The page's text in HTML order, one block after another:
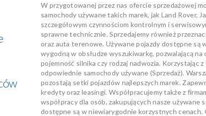
W przygotowanej przez nas ofercie sprzedażowej
samochody używane takich marek, jak Land Rover,
szczegółowym czynnościom kontrolnym i
sprawne technicznie. Sprzedajemy również
oraz auta terenowe. Używane pojazdy dostępne są
wygodną w obsłudze wyszukiwarkę, pozwalającą
pojemność silnika czy rodzaj nadwozia. Korzystając
odpowiednie samochody używane (Sprzedaż).
pozostają setki pojazdów najlepszych marek.
kredyty oraz leasingi. Współpracujemy także z
współpracy dla osób, zakupujących nasze używane
dostępne są w niewiarygodnie korzystnych cenach.